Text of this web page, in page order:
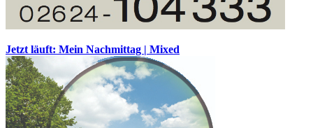
Jetzt läuft: Mein Nachmittag | Mixed